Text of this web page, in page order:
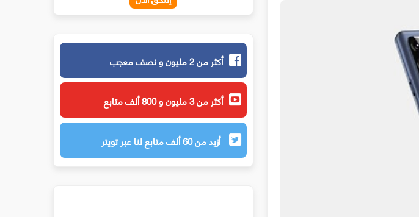
أكثر من 2 مليون و نصف معجب
أكثر من 3 مليون و 800 ألف متابع
أزيد من 60 ألف متابع لنا عبر تويتر